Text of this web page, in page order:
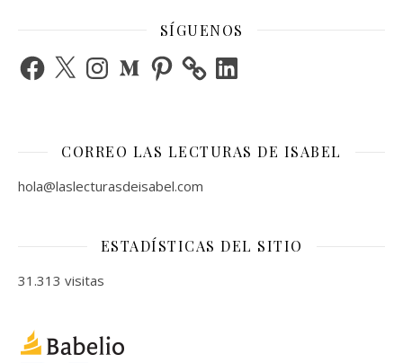
SÍGUENOS
Facebook
X InstagramMediumPinterest LinkedIn
CORREO LAS LECTURAS DE ISABEL
hola@laslecturasdeisabel.com
ESTADÍSTICAS DEL SITIO
31.313 visitas